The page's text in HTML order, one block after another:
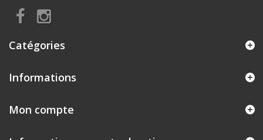
Catégories
Informations
Mon compte